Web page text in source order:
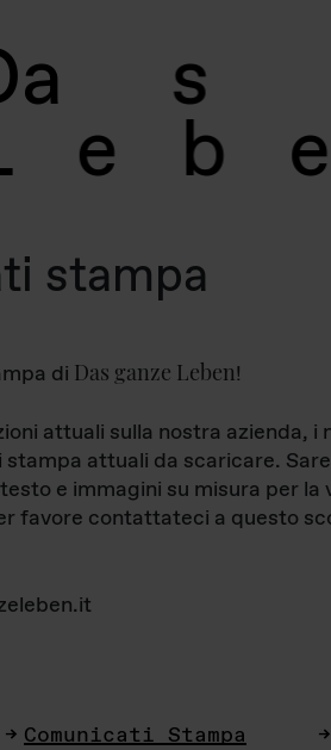
a s
e b
stampa
di Das ganze Leben!
attuali sulla nostra azienda, i
attuali da scaricare.
e immagini su misura per la
favore contattateci a questo
Comunicati Stampa